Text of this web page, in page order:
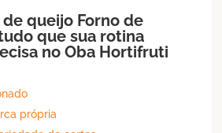
de queijo Forno de
que sua rotina
no Oba Hortifruti
própria